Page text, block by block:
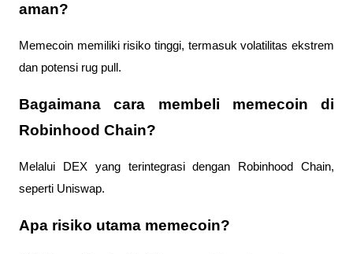
aman?
Memecoin memiliki risiko tinggi, termasuk volatilitas ekstrem
dan potensi rug pull.
Bagaimana cara membeli memecoin di
Robinhood Chain?
Melalui DEX yang terintegrasi dengan Robinhood Chain,
seperti Uniswap.
Apa risiko utama memecoin?